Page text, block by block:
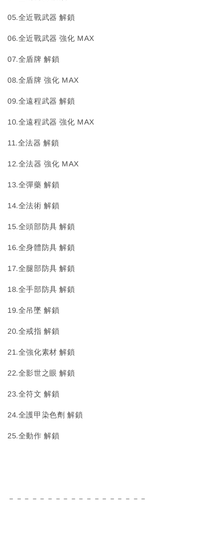
05.全近戰武器 解鎖
06.全近戰武器 強化 MAX
07.全盾牌 解鎖
08.全盾牌 強化 MAX
09.全遠程武器 解鎖
10.全遠程武器 強化 MAX
11.全法器 解鎖
12.全法器 強化 MAX
13.全彈藥 解鎖
14.全法術 解鎖
15.全頭部防具 解鎖
16.全身體防具 解鎖
17.全腿部防具 解鎖
18.全手部防具 解鎖
19.全吊墜 解鎖
20.全戒指 解鎖
21.全強化素材 解鎖
22.全影世之眼 解鎖
23.全符文 解鎖
24.全護甲染色劑 解鎖
25.全動作 解鎖
－－－－－－－－－－－－－－－－－－